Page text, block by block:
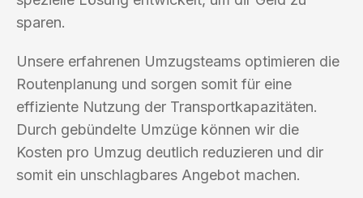
sparen.
Unsere erfahrenen Umzugsteams optimieren die
Routenplanung und sorgen somit für eine
effiziente Nutzung der Transportkapazitäten.
Durch gebündelte Umzüge können wir die
Kosten pro Umzug deutlich reduzieren und dir
somit ein unschlagbares Angebot machen.